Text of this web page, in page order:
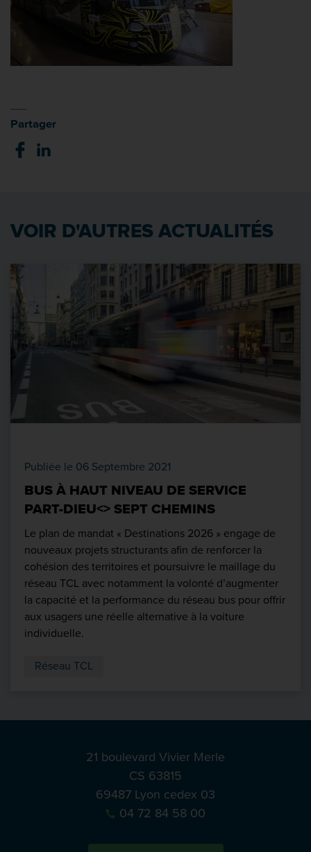
Partager
VOIR D'AUTRES ACTUALITÉS
Publiée le 06 Septembre 2021
BUS À HAUT NIVEAU DE SERVICE
PART-DIEU<> SEPT CHEMINS
Le plan de mandat « Destinations 2026 » engage de
nouveaux projets structurants afin de renforcer la
cohésion des territoires et poursuivre le maillage du
réseau TCL avec notamment la volonté d’augmenter
la capacité et la performance du réseau bus pour offrir
aux usagers une réelle alternative à la voiture
individuelle.
Réseau TCL
21 boulevard Vivier Merle
CS 63815
69487 Lyon cedex 03
04 72 84 58 00